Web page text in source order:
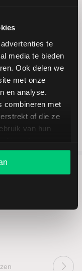
te
media te bieden
Ook delen we
met onze
en analyse.
combineren met
of die ze
van hun
u alles wat u
zeer
en
te